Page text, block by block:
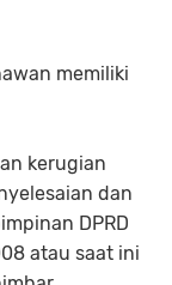
memiliki
kerugian
dan
DPRD
atau saat ini